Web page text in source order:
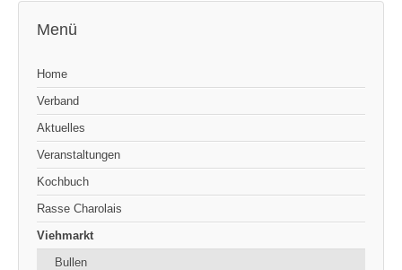
Menü
Home
Verband
Aktuelles
Veranstaltungen
Kochbuch
Rasse Charolais
Viehmarkt
Bullen